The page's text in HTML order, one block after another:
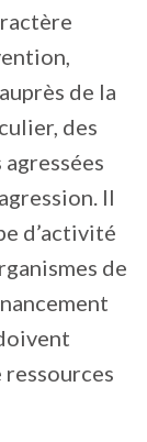
de la
des
Il
d’activité
de
ressources